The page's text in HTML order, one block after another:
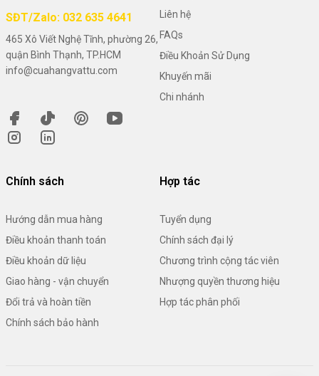
SĐT/Zalo: 032 635 4641
465 Xô Viết Nghệ Tĩnh, phường 26,
quận Bình Thạnh, TP.HCM
info@cuahangvattu.com
Liên hệ
FAQs
Điều Khoản Sử Dụng
Khuyến mãi
Chi nhánh
Chính sách
Hướng dẫn mua hàng
Điều khoản thanh toán
Điều khoản dữ liệu
Giao hàng - vận chuyển
Đổi trả và hoàn tiền
Chính sách bảo hành
Hợp tác
Tuyển dụng
Chính sách đại lý
Chương trình cộng tác viên
Nhượng quyền thương hiệu
Hợp tác phân phối